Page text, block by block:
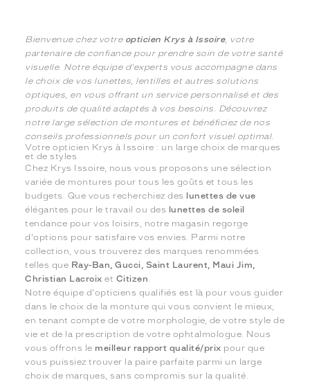
Bienvenue chez votre opticien Krys à Issoire, votre
partenaire de confiance pour prendre soin de votre santé
visuelle. Notre équipe d'experts vous accompagne dans
le choix de vos lunettes, lentilles et autres solutions
optiques, en vous offrant un service personnalisé et des
produits de qualité adaptés à vos besoins. Découvrez
notre large sélection de montures et bénéficiez de nos
conseils professionnels pour un confort visuel optimal.
Votre opticien Krys à Issoire : un large choix de marques
et de styles
Chez Krys Issoire, nous vous proposons une sélection
variée de montures pour tous les goûts et tous les
budgets. Que vous recherchiez des
lunettes de vue
élégantes pour le travail ou des lunettes de soleil
tendance pour vos loisirs, notre magasin regorge
d'options pour satisfaire vos envies. Parmi notre
collection, vous trouverez des marques renommées
telles que Ray-Ban, Gucci, Saint Laurent, Maui Jim,
Christian Lacroix et Citizen.
Notre équipe d'opticiens qualifiés est là pour vous guider
dans le choix de la monture qui vous convient le mieux,
en tenant compte de votre morphologie, de votre style de
vie et de la prescription de votre ophtalmologue. Nous
vous offrons le meilleur rapport qualité/prix pour que
vous puissiez trouver la paire parfaite parmi un large
choix de marques, sans compromis sur la qualité.